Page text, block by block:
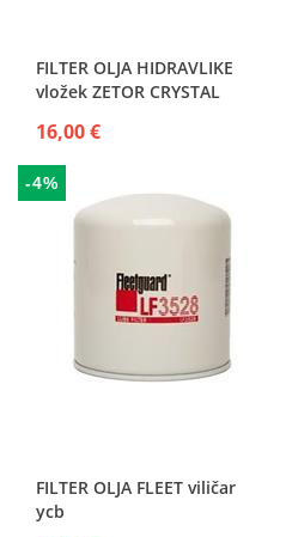
FILTER OLJA HIDRAVLIKE
vložek ZETOR CRYSTAL
16,00 €
-4%
FILTER OLJA FLEET viličar
ycb